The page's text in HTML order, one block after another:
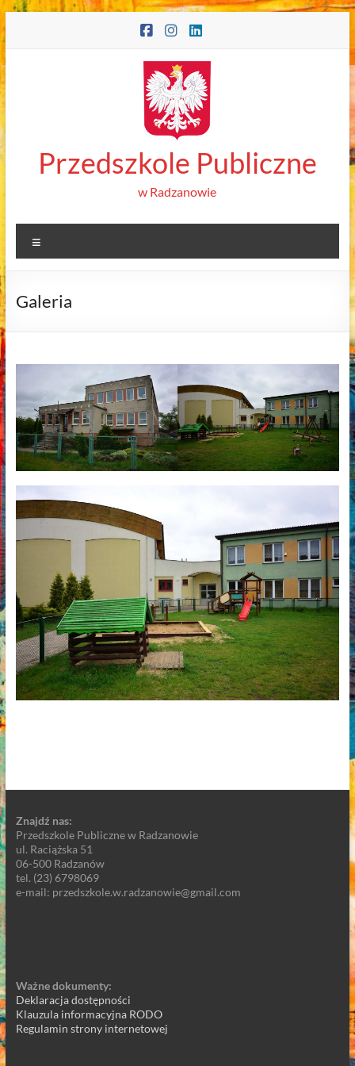
to
Przedszkole Publiczne
w Radzanowie
Galeria
Znajdź nas:
Przedszkole Publiczne w Radzanowie
ul. Raciążska 51
06-500 Radzanów
tel. (23) 6798069
e-mail: przedszkole.w.radzanowie@gmail.com
Ważne dokumenty:
Deklaracja dostępności
Klauzula informacyjna RODO
Regulamin strony internetowej